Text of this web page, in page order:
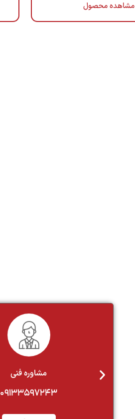
مشاهده محصول
مشاوره فنی
09133597243